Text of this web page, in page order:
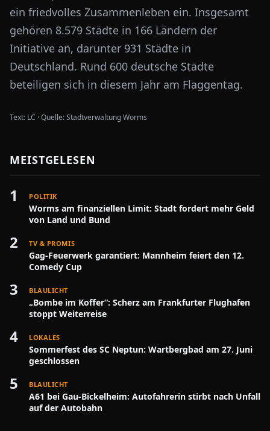
ein friedvolles Zusammenleben ein. Insgesamt
gehören 8.579 Städte in 166 Ländern der
Initiative an, darunter 931 Städte in
Deutschland. Rund 600 deutsche Städte
beteiligen sich in diesem Jahr am Flaggentag.
Text: LC ·Quelle:Stadtverwaltung Worms
MEISTGELESEN
1 POLITIK
Worms am finanziellen Limit: Stadt fordert mehr Geld
von Land und Bund
2 TV & PROMIS
Gag-Feuerwerk garantiert: Mannheim feiert den 12.
Comedy Cup
3 BLAULICHT
„Bombe im Koffer“: Scherz am Frankfurter Flughafen
stoppt Weiterreise
4 LOKALES
Sommerfest des SC Neptun: Wartbergbad am 27. Juni
geschlossen
5 BLAULICHT
A61 bei Gau-Bickelheim: Autofahrerin stirbt nach Unfall
auf der Autobahn